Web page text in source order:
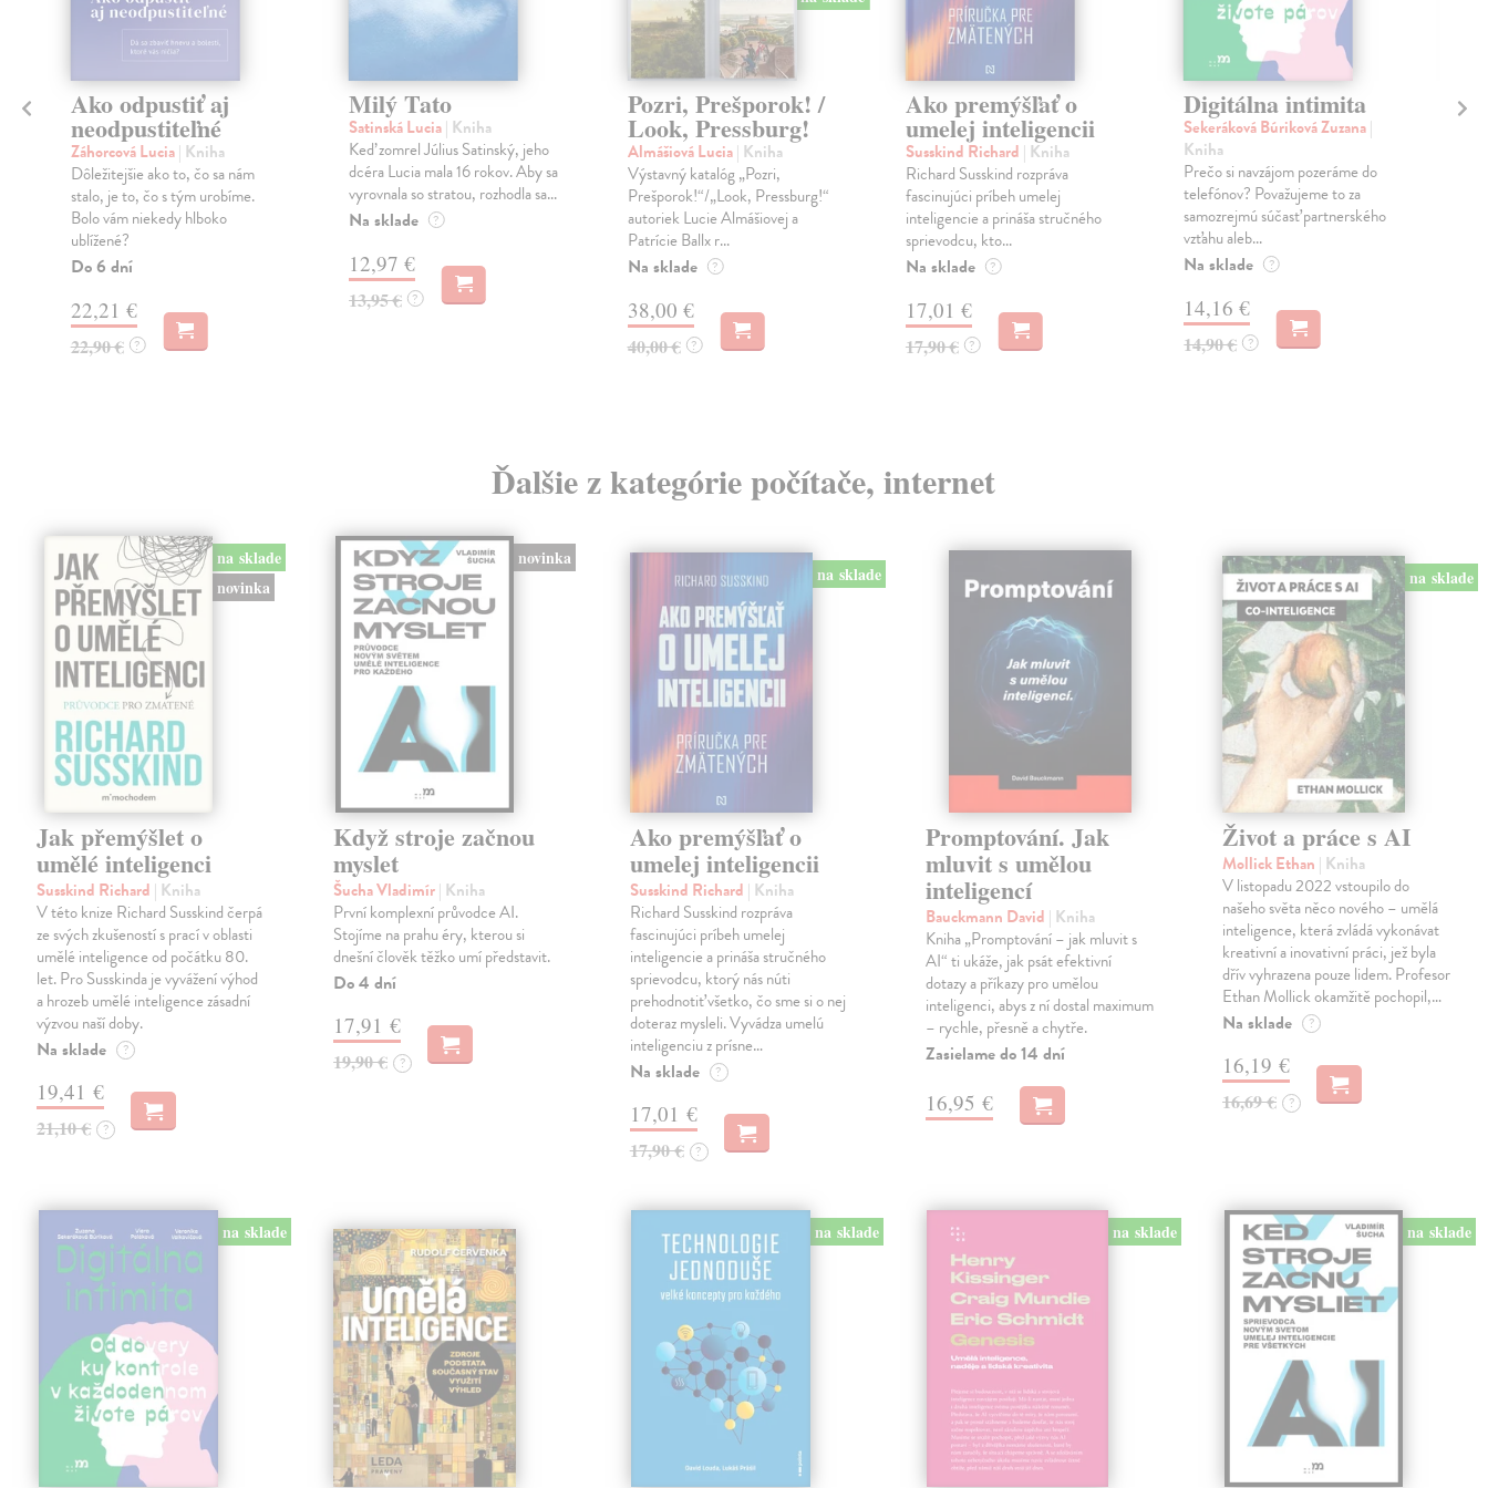
Ako odpustiť aj
neodpustiteľné
Záhorcová Lucia| Kniha
Dôležitejšie ako to, čo sa nám
stalo, je to, čo s tým urobíme.
Bolo vám niekedy hlboko
ublížené?
Do 6 dní
22,21 €
22,90 € ?
Milý Tato
Satinská Lucia| Kniha
Keď zomrel Július Satinský, jeho
dcéra Lucia mala 16 rokov. Aby sa
vyrovnala so stratou, rozhodla sa...
Na sklade ?
12,97 €
13,95 € ?
Pozri, Prešporok! /
Look, Pressburg!
Almášiová Lucia| Kniha
Výstavný katalóg „Pozri,
Prešporok!“/„Look, Pressburg!“
autoriek Lucie Almášiovej a
Patrície Ballx r...
Na sklade ?
38,00 €
40,00 € ?
Ako premýšľať o
umelej inteligencii
Susskind Richard | Kniha
Richard Susskind rozpráva
fascinujúci príbeh umelej
inteligencie a prináša stručného
sprievodcu, kto...
Na sklade ?
17,01 €
17,90 € ?
Digitálna intimita
Sekeráková Búriková Zuzana|
Kniha
Prečo si navzájom pozeráme do
telefónov? Považujeme to za
samozrejmú súčasť partnerského
vzťahu aleb...
Na sklade ?
14,16 €
14,90 € ?
Ďalšie z kategórie počítače, internet
na sklade
novinka
Jak přemýšlet o
umělé inteligenci
Susskind Richard | Kniha
V této knize Richard Susskind čerpá
ze svých zkušeností s prací v oblasti
umělé inteligence od počátku 80.
let. Pro Susskinda je vyvážení výhod
a hrozeb umělé inteligence zásadní
výzvou naší doby.
Na sklade ?
19,41 €
21,10 € ?
novinka
Když stroje začnou
myslet
Šucha Vladimír| Kniha
První komplexní průvodce AI.
Stojíme na prahu éry, kterou si
dnešní člověk těžko umí představit.
Do 4 dní
17,91 €
19,90 € ?
na sklade
Ako premýšľať o
umelej inteligencii
Susskind Richard | Kniha
Richard Susskind rozpráva
fascinujúci príbeh umelej
inteligencie a prináša stručného
sprievodcu, ktorý nás núti
prehodnotiť všetko, čo sme si o nej
doteraz mysleli. Vyvádza umelú
inteligenciu z prísne…
Na sklade ?
17,01 €
17,90 € ?
Promptování. Jak
mluvit s umělou
inteligencí
Bauckmann David | Kniha
Kniha „Promptování – jak mluvit s
AI“ ti ukáže, jak psát efektivní
dotazy a příkazy pro umělou
inteligenci, abys z ní dostal maximum
– rychle, přesně a chytře.
Zasielame do 14 dní
16,95 €
na sklade
Život a práce s AI
Mollick Ethan | Kniha
V listopadu 2022 vstoupilo do
našeho světa něco nového – umělá
inteligence, která zvládá vykonávat
kreativní a inovativní práci, jež byla
dřív vyhrazena pouze lidem. Profesor
Ethan Mollick okamžitě pochopil,…
Na sklade ?
16,19 €
16,69 € ?
na sklade na sklade na sklade na sklade